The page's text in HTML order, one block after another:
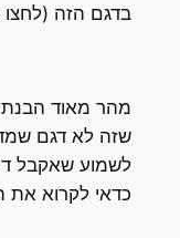
בדגם הזה
מהר מאוד הבנתי
שזה לא דגם
כדאי לקרוא את